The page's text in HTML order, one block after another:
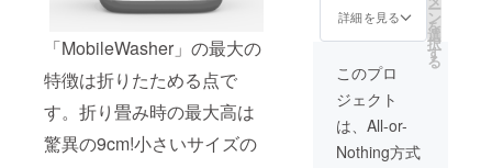
「MobileWasher」の最大の
特徴は折りたためる点で
す。折り畳み時の最大高は
驚異の9cm!小さいサイズの
き）
詳細を見る ー
ン
を
選
択
す
る
このプロ
ジェクト
は、All-or-
Nothing方式